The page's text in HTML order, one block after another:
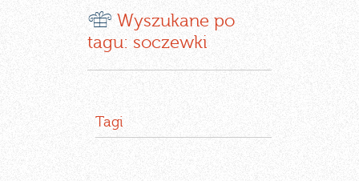
r Wyszukane po
tagu: soczewki
Tagi